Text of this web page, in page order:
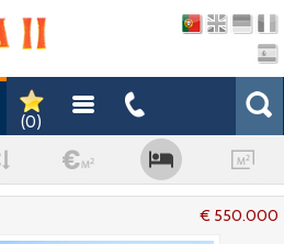
(0)
€ 550.000